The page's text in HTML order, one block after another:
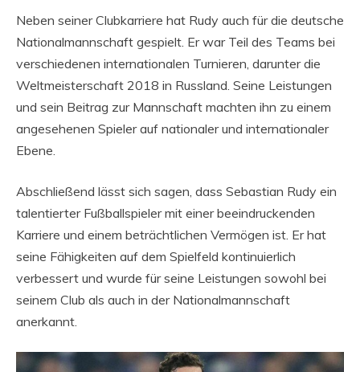
Neben seiner Clubkarriere hat Rudy auch für die deutsche
Nationalmannschaft gespielt. Er war Teil des Teams bei
verschiedenen internationalen Turnieren, darunter die
Weltmeisterschaft 2018 in Russland. Seine Leistungen
und sein Beitrag zur Mannschaft machten ihn zu einem
angesehenen Spieler auf nationaler und internationaler
Ebene.
Abschließend lässt sich sagen, dass Sebastian Rudy ein
talentierter Fußballspieler mit einer beeindruckenden
Karriere und einem beträchtlichen Vermögen ist. Er hat
seine Fähigkeiten auf dem Spielfeld kontinuierlich
verbessert und wurde für seine Leistungen sowohl bei
seinem Club als auch in der Nationalmannschaft
anerkannt.